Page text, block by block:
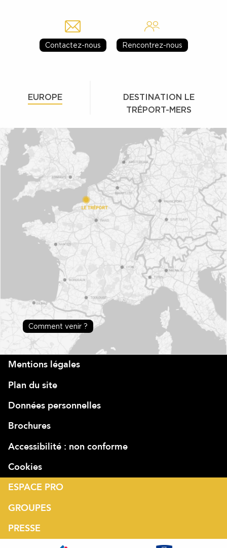
Contactez-nous Rencontrez-nous
EUROPE
DESTINATION LE
TRÉPORT-MERS
Comment venir ?
Mentions légales
Plan du site
Données personnelles
Brochures
Accessibilité : non conforme
Cookies
ESPACE PRO
GROUPES
PRESSE